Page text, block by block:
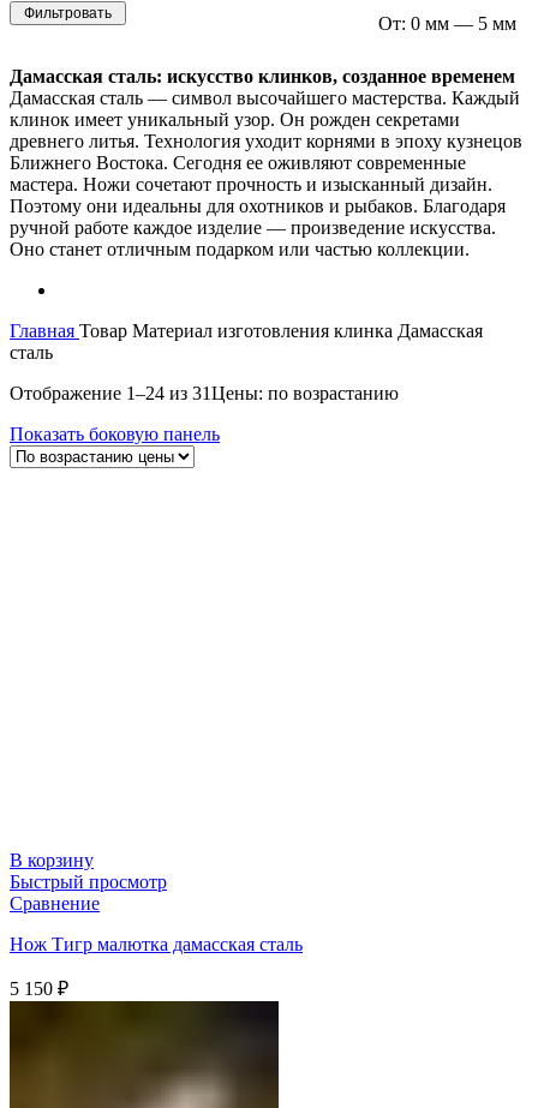
Фильтровать От: 0 мм — 5 мм
Дамасская сталь: искусство клинков, созданное временем
Дамасская сталь — символ высочайшего мастерства. Каждый
клинок имеет уникальный узор. Он рожден секретами
древнего литья. Технология уходит корнями в эпоху кузнецов
Ближнего Востока. Сегодня ее оживляют современные
мастера. Ножи сочетают прочность и изысканный дизайн.
Поэтому они идеальны для охотников и рыбаков. Благодаря
ручной работе каждое изделие — произведение искусства.
Оно станет отличным подарком или частью коллекции.
Главная Товар Материал изготовления клинка Дамасская
сталь
Отображение 1–24 из 31Цены: по возрастанию
Показать боковую панель
В корзину
Быстрый просмотр
Сравнение
Нож Тигр малютка дамасская сталь
5 150 ₽